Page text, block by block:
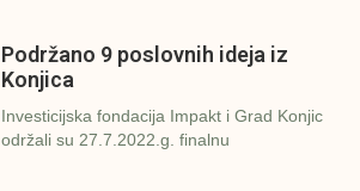
Podržano 9 poslovnih ideja iz
Konjica
Investicijska fondacija Impakt i Grad Konjic
održali su 27.7.2022.g. finalnu